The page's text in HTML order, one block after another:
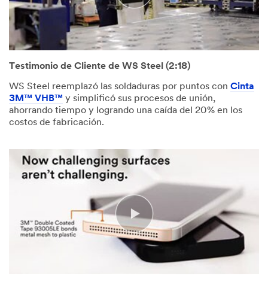
Testimonio de Cliente de WS Steel (2:18)
WS Steel reemplazó las soldaduras por puntos con Cinta
3M™ VHB™ y simplificó sus procesos de unión,
ahorrando tiempo y logrando una caída del 20% en los
costos de fabricación.